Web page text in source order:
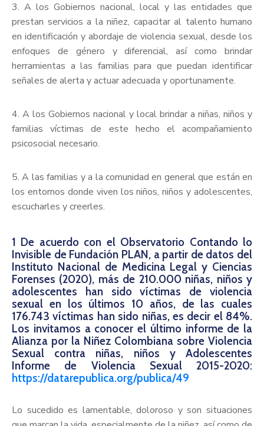
3. A los Gobiernos nacional, local y las entidades que
prestan servicios a la niñez, capacitar al talento humano
en identificación y abordaje de violencia sexual, desde los
enfoques de género y diferencial, así como brindar
herramientas a las familias para que puedan identificar
señales de alerta y actuar adecuada y oportunamente.
4. A los Gobiernos nacional y local brindar a niñas, niños y
familias víctimas de este hecho el acompañamiento
psicosocial necesario.
5. A las familias y a la comunidad en general que están en
los entornos donde viven los niños, niños y adolescentes,
escucharles y creerles.
1 De acuerdo con el Observatorio Contando lo
Invisible de Fundación PLAN, a partir de datos del
Instituto Nacional de Medicina Legal y Ciencias
Forenses (2020), más de 210.000 niñas, niños y
adolescentes han sido víctimas de violencia
sexual en los últimos 10 años, de las cuales
176.743 víctimas han sido niñas, es decir el 84%.
Los invitamos a conocer el último informe de la
Alianza por la Niñez Colombiana sobre Violencia
Sexual contra niñas, niños y Adolescentes
Informe de Violencia Sexual 2015-2020:
https://datarepublica.org/publica/49
Lo sucedido es lamentable, doloroso y son situaciones